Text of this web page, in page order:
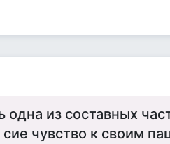
одна из составных
чувство к своим